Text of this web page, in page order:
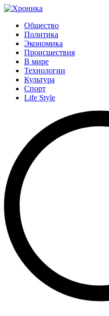
Общество
Политика
Экономика
Происшествия
В мире
Технологии
Культура
Спорт
Life Style